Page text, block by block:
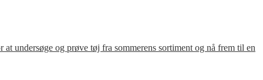
undersøge og prøve tøj fra sommerens sortiment og nå frem til en